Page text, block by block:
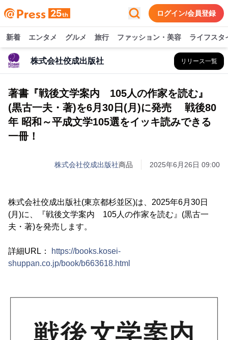
ログイン/会員登録
新着 エンタメ グルメ 旅行 ファッション・美容 ライフスタ
株式会社佼成出版社 リリース一覧
著書『戦後文学案内 105人の作家を読む』
(黒古一夫・著)を6月30日(月)に発売 戦後80
年 昭和～平成文学105選をイッキ読みできる
一冊！
株式会社佼成出版社商品 2025年6月26日 09:00
株式会社佼成出版社(東京都杉並区)は、2025年6月30日
(月)に、『戦後文学案内 105人の作家を読む』(黒古一
夫・著)を発売します。
詳細URL：
https://books.kosei-
shuppan.co.jp/book/b663618.html